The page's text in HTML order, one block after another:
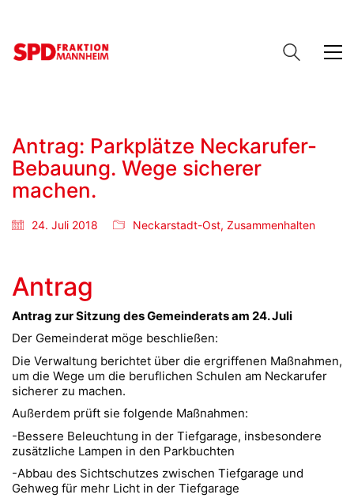
Antrag: Parkplätze Neckarufer-
Bebauung. Wege sicherer
machen.
24. Juli 2018 Neckarstadt-Ost, Zusammenhalten
Antrag
Antrag zur Sitzung des Gemeinderats am 24. Juli
Der Gemeinderat möge beschließen:
Die Verwaltung berichtet über die ergriffenen Maßnahmen,
um die Wege um die beruflichen Schulen am Neckarufer
sicherer zu machen.
Außerdem prüft sie folgende Maßnahmen:
-Bessere Beleuchtung in der Tiefgarage, insbesondere
zusätzliche Lampen in den Parkbuchten
-Abbau des Sichtschutzes zwischen Tiefgarage und
Gehweg für mehr Licht in der Tiefgarage